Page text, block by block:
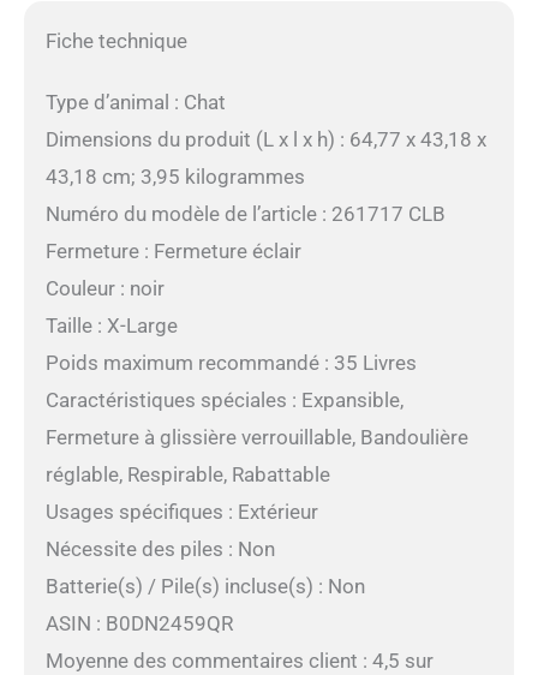
Fiche technique
Type d’animal : Chat
Dimensions du produit (L x l x h) : 64,77 x 43,18 x
43,18 cm; 3,95 kilogrammes
Numéro du modèle de l’article : 261717 CLB
Fermeture : Fermeture éclair
Couleur : noir
Taille : X-Large
Poids maximum recommandé : 35 Livres
Caractéristiques spéciales : Expansible,
Fermeture à glissière verrouillable, Bandoulière
réglable, Respirable, Rabattable
Usages spécifiques : Extérieur
Nécessite des piles : Non
Batterie(s) / Pile(s) incluse(s) : Non
ASIN : B0DN2459QR
Moyenne des commentaires client : 4,5 sur